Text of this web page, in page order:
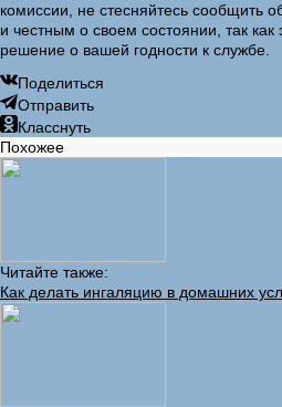
комиссии, не стесняйтесь сообщить
и честным о своем состоянии, так как
решение о вашей годности к службе.
Поделиться
Отправить
Класснуть
Похожее
Читайте также:
Как делать ингаляцию в домашних